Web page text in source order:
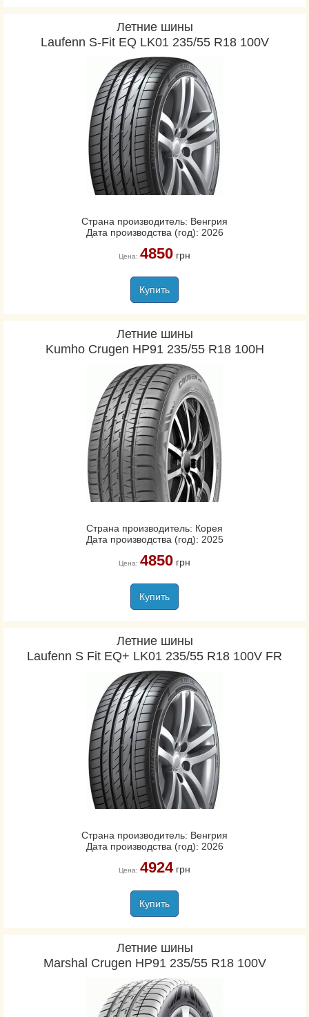
Летние шины
Laufenn S-Fit EQ LK01 235/55 R18 100V
Страна производитель: Венгрия
Дата производства (год): 2026
Цена: 4850грн
Купить
Летние шины
Kumho Crugen HP91 235/55 R18 100H
Страна производитель: Корея
Дата производства (год): 2025
Цена: 4850грн
Купить
Летние шины
Laufenn S Fit EQ+ LK01 235/55 R18 100V FR
Страна производитель: Венгрия
Дата производства (год): 2026
Цена: 4924грн
Купить
Летние шины
Marshal Crugen HP91 235/55 R18 100V